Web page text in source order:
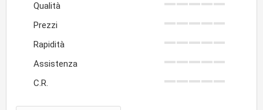
Qualità
Prezzi
Rapidità
Assistenza
C.R.